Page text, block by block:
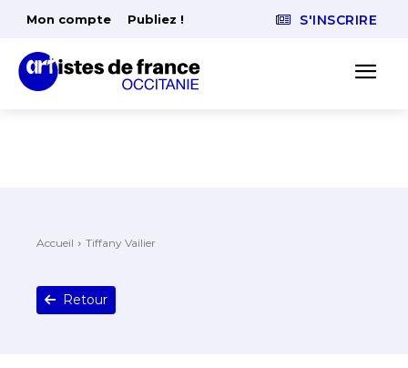
Mon compte Publiez ! S'INSCRIRE
Accueil Tiffany Vailier
Retour